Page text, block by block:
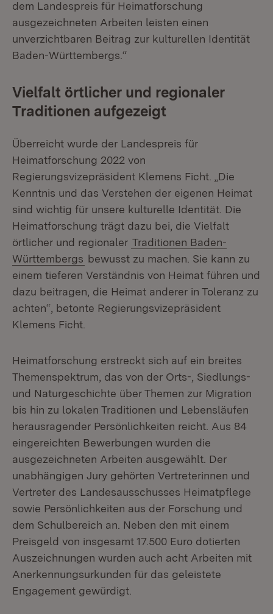
dem Landespreis für Heimatforschung
ausgezeichneten Arbeiten leisten einen
unverzichtbaren Beitrag zur kulturellen Identität
Baden-Württembergs.“
Vielfalt örtlicher und regionaler
Traditionen aufgezeigt
Überreicht wurde der Landespreis für
Heimatforschung 2022 von
Regierungsvizepräsident Klemens Ficht. „Die
Kenntnis und das Verstehen der eigenen Heimat
sind wichtig für unsere kulturelle Identität. Die
Heimatforschung trägt dazu bei, die Vielfalt
örtlicher und regionaler Traditionen Baden-
Württembergs bewusst zu machen. Sie kann zu
einem tieferen Verständnis von Heimat führen und
dazu beitragen, die Heimat anderer in Toleranz zu
achten“, betonte Regierungsvizepräsident
Klemens Ficht.
Heimatforschung erstreckt sich auf ein breites
Themenspektrum, das von der Orts-, Siedlungs-
und Naturgeschichte über Themen zur Migration
bis hin zu lokalen Traditionen und Lebensläufen
herausragender Persönlichkeiten reicht. Aus 84
eingereichten Bewerbungen wurden die
ausgezeichneten Arbeiten ausgewählt. Der
unabhängigen Jury gehörten Vertreterinnen und
Vertreter des Landesausschusses Heimatpflege
sowie Persönlichkeiten aus der Forschung und
dem Schulbereich an. Neben den mit einem
Preisgeld von insgesamt 17.500 Euro dotierten
Auszeichnungen wurden auch acht Arbeiten mit
Anerkennungsurkunden für das geleistete
Engagement gewürdigt.